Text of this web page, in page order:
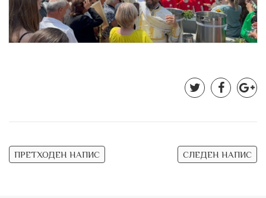
Навигација
ПРЕТХОДЕН НАПИС СЛЕДЕН НАПИС